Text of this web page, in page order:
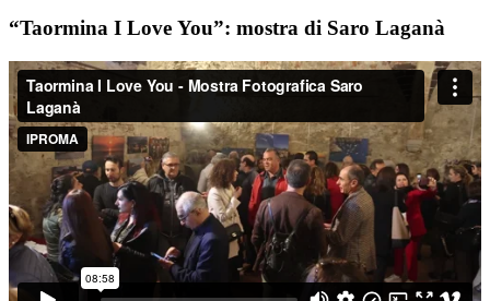
“Taormina I Love You”: mostra di Saro Laganà